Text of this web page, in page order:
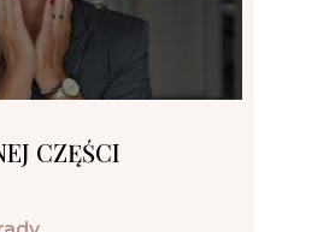
CZĘŚCI